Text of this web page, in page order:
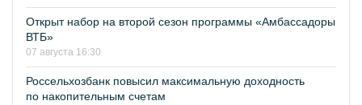
Открыт набор на второй сезон программы «Амбассадоры
ВТБ»
07 августа 16:30
Россельхозбанк повысил максимальную доходность
по накопительным счетам